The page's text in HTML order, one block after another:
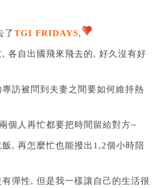
了TGI FRIDAYS,
各自出國飛來飛去的, 好久沒有好
訪被問到夫妻之間要如何維持熱
個人再忙都要把時間留給對方~
, 再怎麼忙也能撥出1,2個小時陪
彈性, 但是我一樣讓自己的生活很